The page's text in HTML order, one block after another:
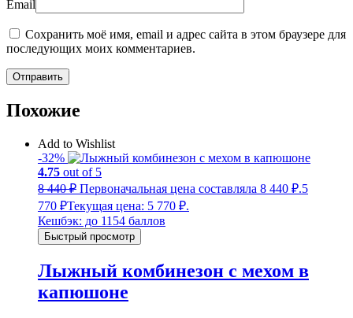
Email
Сохранить моё имя, email и адрес сайта в этом браузере для
последующих моих комментариев.
Похожие
Add to Wishlist
-32%
4.75 out of 5
8 440₽ Первоначальная цена составляла 8 440 ₽.5
770 ₽Текущая цена: 5 770 ₽.
Кешбэк: до 1154 баллов
Быстрый просмотр
Лыжный комбинезон с мехом в
капюшоне